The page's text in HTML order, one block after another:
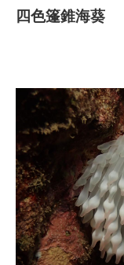
體
檢
像
音
音
源
訊
息
發
布
四色篷錐海葵